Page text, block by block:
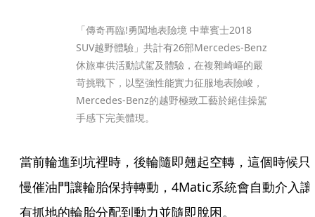
「傳奇再臨!勇闖地表險境 中華賓士2018
SUV越野體驗」共計有26部Mercedes-Benz
休旅車供活動試駕及體驗，在複雜崎嶇的嚴
苛挑戰下，以堅強性能實力征服地表險峻，
Mercedes-Benz的越野極致工藝於絕佳操駕
手感下完美體現。
當前輪進到坑裡時，後輪隨即翹起空轉，這個時候只
慢催油門讓輪胎保持轉動，4Matic系統會自動介入讓
有抓地的輪胎分配到動力並隨即脫困。